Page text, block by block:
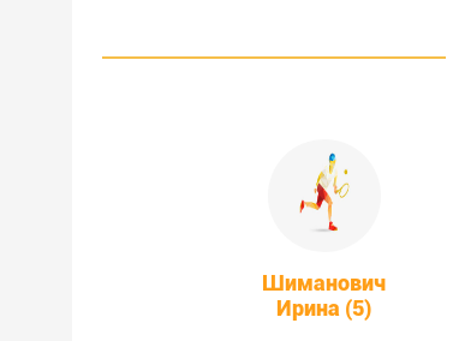
Шиманович
Ирина (5)